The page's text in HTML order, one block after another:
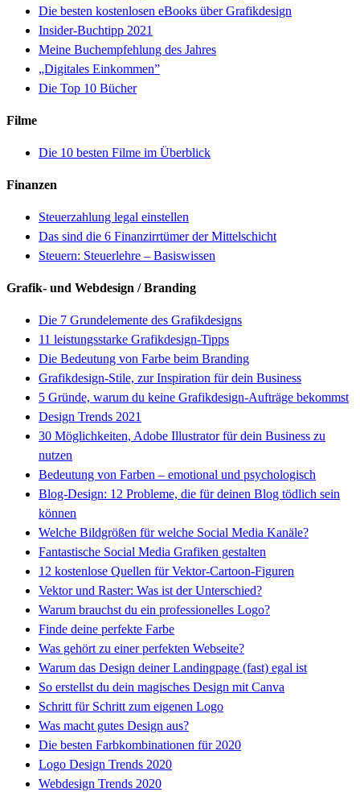
Die besten kostenlosen eBooks über Grafikdesign
Insider-Buchtipp 2021
Meine Buchempfehlung des Jahres
„Digitales Einkommen”
Die Top 10 Bücher
Filme
Die 10 besten Filme im Überblick
Finanzen
Steuerzahlung legal einstellen
Das sind die 6 Finanzirrtümer der Mittelschicht
Steuern: Steuerlehre – Basiswissen
Grafik- und Webdesign / Branding
Die 7 Grundelemente des Grafikdesigns
11 leistungsstarke Grafikdesign-Tipps
Die Bedeutung von Farbe beim Branding
Grafikdesign-Stile, zur Inspiration für dein Business
5 Gründe, warum du keine Grafikdesign-Aufträge bekommst
Design Trends 2021
30 Möglichkeiten, Adobe Illustrator für dein Business zu
nutzen
Bedeutung von Farben – emotional und psychologisch
Blog-Design: 12 Probleme, die für deinen Blog tödlich sein
können
Welche Bildgrößen für welche Social Media Kanäle?
Fantastische Social Media Grafiken gestalten
12 kostenlose Quellen für Vektor-Cartoon-Figuren
Vektor und Raster: Was ist der Unterschied?
Warum brauchst du ein professionelles Logo?
Finde deine perfekte Farbe
Was gehört zu einer perfekten Webseite?
Warum das Design deiner Landingpage (fast) egal ist
So erstellst du dein magisches Design mit Canva
Schritt für Schritt zum eigenen Logo
Was macht gutes Design aus?
Die besten Farbkombinationen für 2020
Logo Design Trends 2020
Webdesign Trends 2020